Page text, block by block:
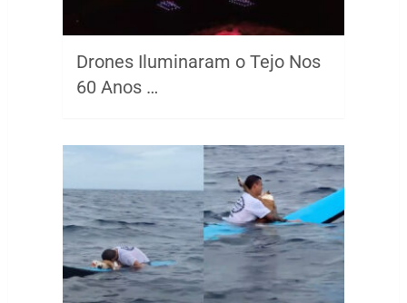
Drones Iluminaram o Tejo Nos
60 Anos …